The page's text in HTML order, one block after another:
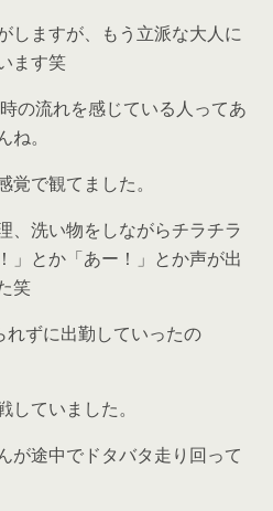
しますが、もう立派な大人に
ます笑
の流れを感じている人ってあ
。
で観てました。
、洗い物をしながらチラチラ
」とか「あー！」とか声が出
笑
ずに出勤していったの
ていました。
が途中でドタバタ走り回って